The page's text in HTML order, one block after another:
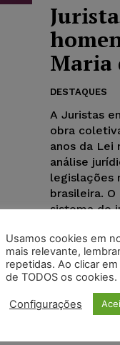
Maria
DESTAQUES
A Juristas
obra
anos da Lei
análise
legislações
brasileira.
sistema de
públicas e
gênero.
Usamos cookies em
mais relevante,
repetidas. Ao clicar
de TODOS os cookies.
Configurações